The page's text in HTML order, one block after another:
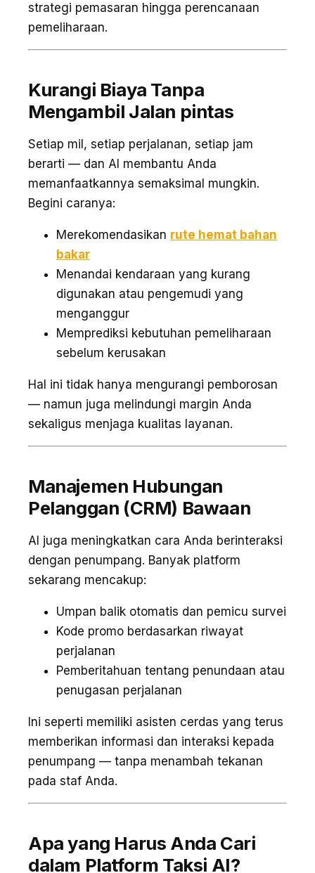
strategi pemasaran hingga perencanaan
pemeliharaan.
Kurangi Biaya Tanpa
Mengambil Jalan pintas
Setiap mil, setiap perjalanan, setiap jam
berarti — dan AI membantu Anda
memanfaatkannya semaksimal mungkin.
Begini caranya:
Merekomendasikan rute hemat bahan
bakar
Menandai kendaraan yang kurang
digunakan atau pengemudi yang
menganggur
Memprediksi kebutuhan pemeliharaan
sebelum kerusakan
Hal ini tidak hanya mengurangi pemborosan
— namun juga melindungi margin Anda
sekaligus menjaga kualitas layanan.
Manajemen Hubungan
Pelanggan (CRM) Bawaan
AI juga meningkatkan cara Anda berinteraksi
dengan penumpang. Banyak platform
sekarang mencakup:
Umpan balik otomatis dan pemicu survei
Kode promo berdasarkan riwayat
perjalanan
Pemberitahuan tentang penundaan atau
penugasan perjalanan
Ini seperti memiliki asisten cerdas yang terus
memberikan informasi dan interaksi kepada
penumpang — tanpa menambah tekanan
pada staf Anda.
Apa yang Harus Anda Cari
dalam Platform Taksi AI?